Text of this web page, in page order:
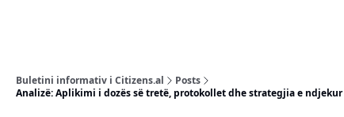
Buletini informativ i Citizens.al
Posts
Analizë: Aplikimi i dozës së tretë, protokollet dhe strategjia e